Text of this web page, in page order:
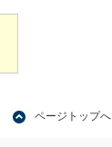
ページトップへ